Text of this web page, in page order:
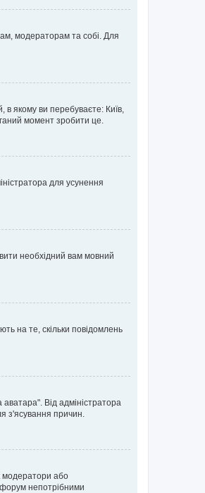
модераторам та собі. Для
якому ви перебуваєте: Київ,
момент зробити це.
для усунення
необхідний вам мовний
на те, скільки повідомлень
Від адміністратора
з'ясування причин.
модератори або
непотрібними